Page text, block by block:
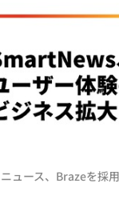
ュース、Brazeを採